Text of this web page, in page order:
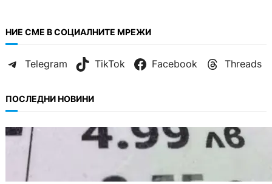
НИЕ СМЕ В СОЦИАЛНИТЕ МРЕЖИ
Telegram TikTok Facebook Threads
ПОСЛЕДНИ НОВИНИ
БЪЛГАРИЯ
Левът изчезва от етикетите: Търговците